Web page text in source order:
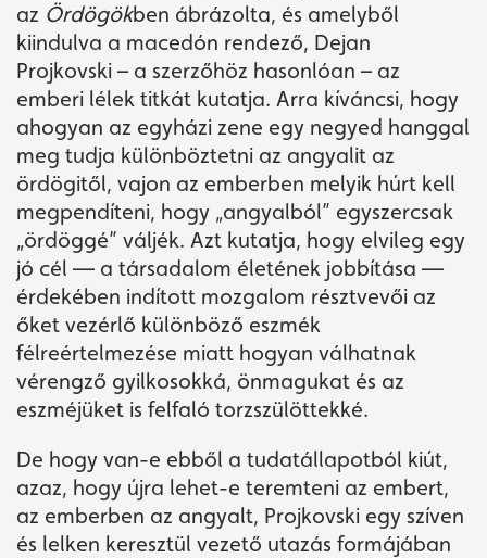
az Ördögökben ábrázolta, és amelyből
kiindulva a macedón rendező, Dejan
Projkovski – a szerzőhöz hasonlóan – az
emberi lélek titkát kutatja. Arra kíváncsi, hogy
ahogyan az egyházi zene egy negyed hanggal
meg tudja különböztetni az angyalit az
ördögitől, vajon az emberben melyik húrt kell
megpendíteni, hogy „angyalból” egyszercsak
„ördöggé” váljék. Azt kutatja, hogy elvileg egy
jó cél — a társadalom életének jobbítása —
érdekében indított mozgalom résztvevői az
őket vezérlő különböző eszmék
félreértelmezése miatt hogyan válhatnak
vérengző gyilkosokká, önmagukat és az
eszméjüket is felfaló torzszülöttekké.
De hogy van-e ebből a tudatállapotból kiút,
azaz, hogy újra lehet-e teremteni az embert,
az emberben az angyalt, Projkovski egy szíven
és lelken keresztül vezető utazás formájában